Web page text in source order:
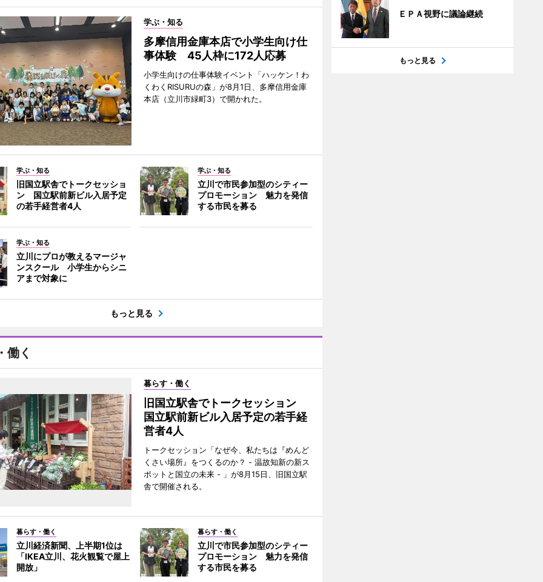
学ぶ・知る
多摩信用金庫本店で小学生向け仕
事体験 45人枠に172人応募
小学生向けの仕事体験イベント「ハッケン！わ
くわくRISURUの森」が8月1日、多摩信用金庫
本店（立川市緑町3）で開かれた。
学ぶ・知る
旧国立駅舎でトークセッショ
ン 国立駅前新ビル入居予定
の若手経営者4人
学ぶ・知る
立川で市民参加型のシティー
プロモーション 魅力を発信
する市民を募る
学ぶ・知る
立川にプロが教えるマージャ
ンスクール 小学生からシニ
アまで対象に
もっと見る
働く
暮らす・働く
旧国立駅舎でトークセッション
国立駅前新ビル入居予定の若手経
営者4人
トークセッション「なぜ今、私たちは『めんど
くさい場所』をつくるのか？ - 温故知新の新ス
ポットと国立の未来 - 」が8月15日、旧国立駅
舎で開催される。
暮らす・働く
立川経済新聞、上半期1位は
「IKEA立川、花火観覧で屋上
開放」
暮らす・働く
立川で市民参加型のシティー
プロモーション 魅力を発信
する市民を募る
ＥＰＡ視野に議論継続
もっと見る